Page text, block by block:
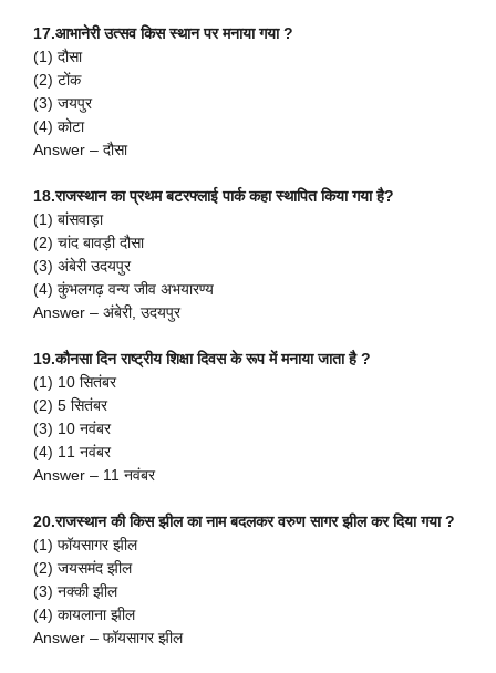
17.आभानेरी उत्सव किस स्थान पर मनाया गया ?
(1) दौसा
(2) टोंक
(3) जयपुर
(4) कोटा
Answer – दौसा
18.राजस्थान का प्रथम बटरफ्लाई पार्क कहा स्थापित किया गया है?
(1) बांसवाड़ा
(2) चांद बावड़ी दौसा
(3) अंबेरी उदयपुर
(4) कुंभलगढ़ वन्य जीव अभयारण्य
Answer – अंबेरी, उदयपुर
19.कौनसा दिन राष्ट्रीय शिक्षा दिवस के रूप में मनाया जाता है ?
(1) 10 सितंबर
(2) 5 सितंबर
(3) 10 नवंबर
(4) 11 नवंबर
Answer – 11 नवंबर
20.राजस्थान की किस झील का नाम बदलकर वरुण सागर झील कर दिया गया ?
(1) फॉयसागर झील
(2) जयसमंद झील
(3) नक्की झील
(4) कायलाना झील
Answer – फॉयसागर झील